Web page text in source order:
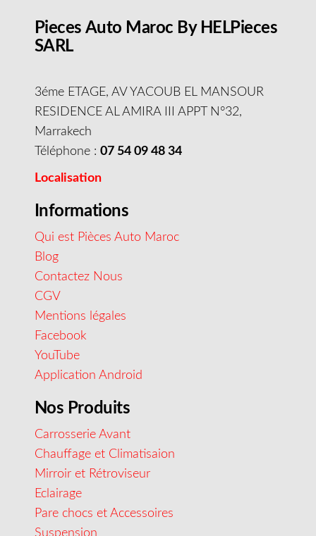
Pieces Auto Maroc By HELPieces
SARL
3éme ETAGE, AV YACOUB EL MANSOUR
RESIDENCE AL AMIRA III APPT N°32,
Marrakech
Téléphone : 07 54 09 48 34
Localisation
Informations
Qui est Pièces Auto Maroc
Blog
Contactez Nous
CGV
Mentions légales
Facebook
YouTube
Application Android
Nos Produits
Carrosserie Avant
Chauffage et Climatisaion
Mirroir et Rétroviseur
Eclairage
Pare chocs et Accessoires
Suspension